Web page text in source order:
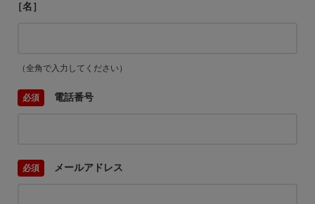
［名］
（全角で入力してください）
電話番号
メールアドレス